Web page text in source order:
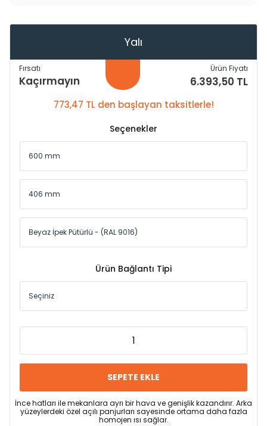
Yalı
Fırsatı
Kaçırmayın
Ürün Fiyatı
6.393,50 TL
773,47 TL den başlayan taksitlerle!
Seçenekler
Ürün Bağlantı Tipi
SEPETE EKLE
İnce hatları ile mekanlara ayrı bir hava ve genişlik kazandırır. Arka
yüzeylerdeki özel açılı panjurları sayesinde ortama daha fazla
homojen ısı sağlar.